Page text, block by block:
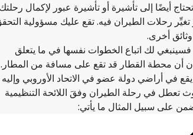
أيضًا إلى تأشيرة أو تأشيرة عبور لإكمال
تغيِّر رحلات الطيران فيه. تقع عليك مسؤولية
أخرى.
لك اتباع الخطوات نفسها في ما يتعلق
أن محطة القطار قد تقع على مسافة من المطار.
في أراضي دولة عضو في الاتحاد الأوروبي وإليه
تعطل في رحلة الطيران وفقَ اللائحة التنظيمية